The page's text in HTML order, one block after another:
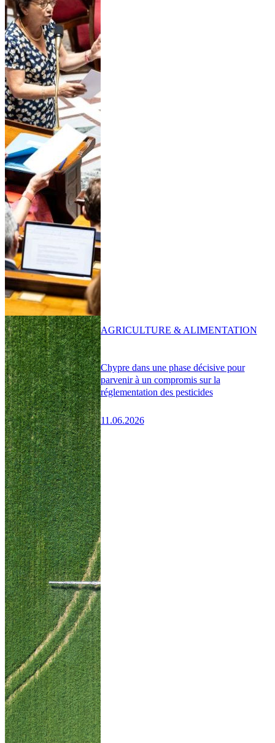
Chypre dans une phase décisive pour
parvenir à un compromis sur la
réglementation des pesticides
11.06.2026
AGRICULTURE & ALIMENTATION